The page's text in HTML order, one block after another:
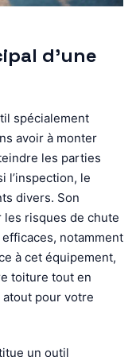
d’une
spécialement
avoir à monter
les parties
l’inspection, le
divers. Son
risques de chute
notamment
à cet équipement,
toiture tout en
pour votre
un outil